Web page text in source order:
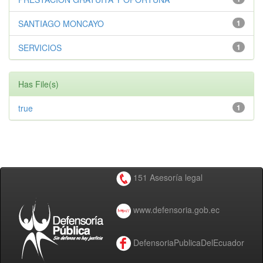
1
SANTIAGO MONCAYO
1
SERVICIOS
Has File(s)
1
true
151 Asesoría legal
www.defensoria.gob.ec
DefensoriaPublicaDelEcuador